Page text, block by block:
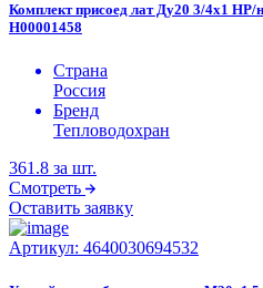
Комплект присоед лат Ду20 3/4x1 НР/
Н00001458
Страна
Россия
Бренд
Тепловодохран
361.8 за шт.
Смотреть
Оставить заявку
Артикул: 4640030694532